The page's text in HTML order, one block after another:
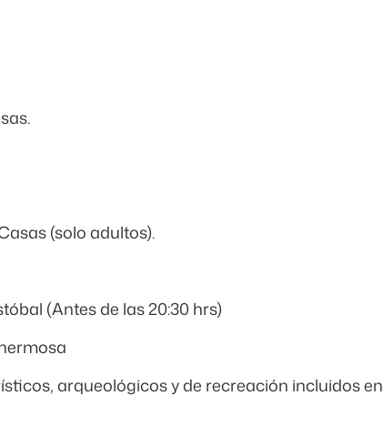
(solo adultos).
(Antes de las 20:30 hrs)
arqueológicos y de recreación incluidos en